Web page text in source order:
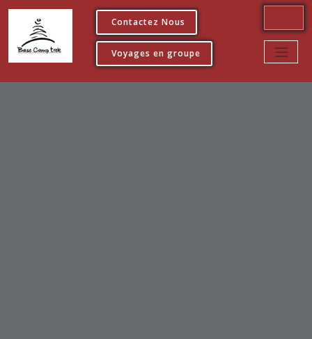
Contactez Nous
Voyages en groupe